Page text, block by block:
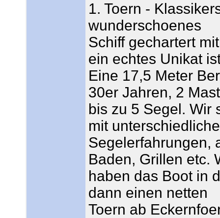
1. Toern -
wunderschoenes
Schiff gechartert
ein echtes Unikat
Eine 17,5 Meter
30er Jahren, 2
bis zu 5 Segel. Wir
mit
Segelerfahrungen,
Baden, Grillen etc.
haben das Boot in
dann einen netten
Toern ab